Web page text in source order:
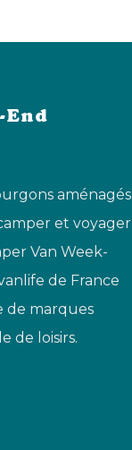
End
aménagés
et voyager
Van Week-
de France
de marques
de loisirs.